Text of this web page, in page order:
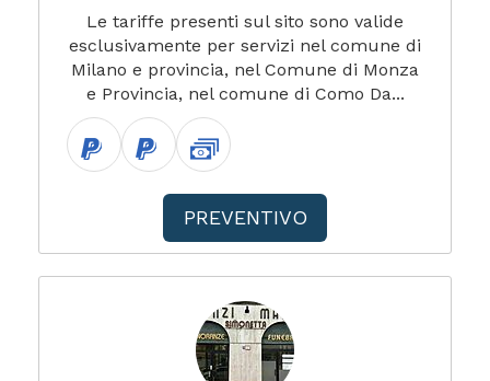
Le tariffe presenti sul sito sono valide
esclusivamente per servizi nel comune di
Milano e provincia, nel Comune di Monza
e Provincia, nel comune di Como Da...
PREVENTIVO